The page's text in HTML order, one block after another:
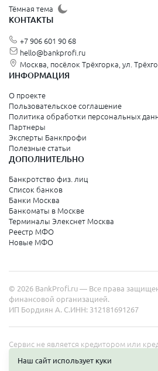
Тёмная тема
КОНТАКТЫ
+7 906 601 90 68
hello@bankprofi.ru
Москва, посёлок Трёхгорка, ул.
ИНФОРМАЦИЯ
О проекте
Пользовательское соглашение
Политика обработки персональных
Партнеры
Эксперты Банкпрофи
Полезные статьи
ДОПОЛНИТЕЛЬНО
Банкротство физ. лиц
Список банков
Банки Москва
Банкоматы в Москве
Терминалы Элекснет Москва
Реестр МФО
Новые МФО
© 2026 BankProfi.ru — Все права
финансовой организацией.
ИП Бордиян А. С.ИНН: 312181691267
Сервис не является кредитором или
на сайте не является публичной
Наш сайт использует куки